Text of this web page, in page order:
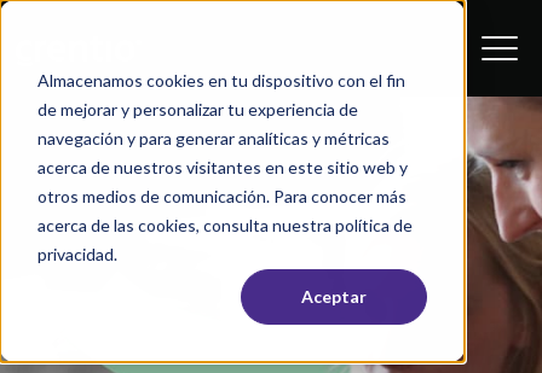
Almacenamos cookies en tu dispositivo con el fin
de mejorar y personalizar tu experiencia de
navegación y para generar analíticas y métricas
acerca de nuestros visitantes en este sitio web y
otros medios de comunicación. Para conocer más
acerca de las cookies, consulta nuestra política de
privacidad.
Aceptar
Ventas